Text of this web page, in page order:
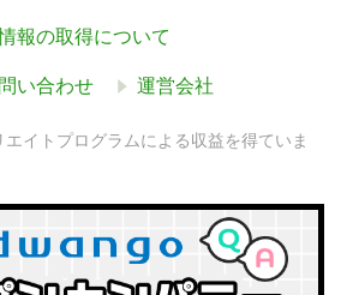
報の取得について
い合わせ 運営会社
イトプログラムによる収益を得ていま